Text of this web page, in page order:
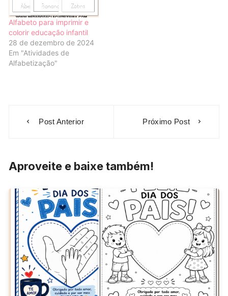
Alfabeto para imprimir e
colorir educação infantil
28 de dezembro de 2024
Em "Atividades de
Alfabetização"
Post Anterior Próximo Post
Aproveite e baixe também!